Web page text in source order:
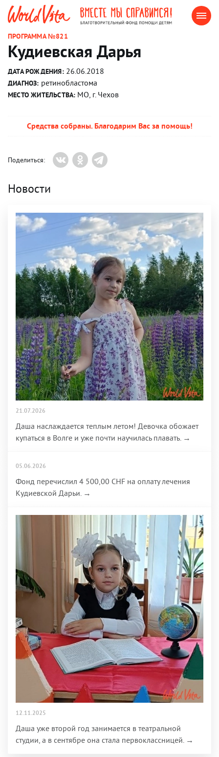
ПРОГРАММА №821
Кудиевская Дарья
ДАТА РОЖДЕНИЯ:26.06.2018
ДИАГНОЗ: ретинобластома
МЕСТО ЖИТЕЛЬСТВА: МО, г. Чехов
Средства собраны. Благодарим Вас за помощь!
Поделиться:
Новости
21.07.2026
Даша наслаждается теплым летом! Девочка обожает
купаться в Волге и уже почти научилась плавать. →
05.06.2026
Фонд перечислил 4 500,00 CHF на оплату лечения
Кудиевской Дарьи. →
12.11.2025
Даша уже второй год занимается в театральной
студии, а в сентябре она стала первоклассницей. →